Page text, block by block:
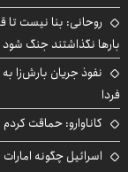
روحانی: بنا نیست تا
بارها نگذاشتند جنگ شود
فردا
کاناوارو: حماقت
اسرائیل چگونه